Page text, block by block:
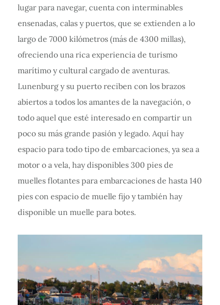
lugar para navegar, cuenta con interminables
ensenadas, calas y puertos, que se extienden a lo
largo de 7000 kilómetros (más de 4300 millas),
ofreciendo una rica experiencia de turismo
marítimo y cultural cargado de aventuras.
Lunenburg y su puerto reciben con los brazos
abiertos a todos los amantes de la navegación, o
todo aquel que esté interesado en compartir un
poco su más grande pasión y legado. Aquí hay
espacio para todo tipo de embarcaciones, ya sea a
motor o a vela, hay disponibles 300 pies de
muelles flotantes para embarcaciones de hasta 140
pies con espacio de muelle fijo y también hay
disponible un muelle para botes.